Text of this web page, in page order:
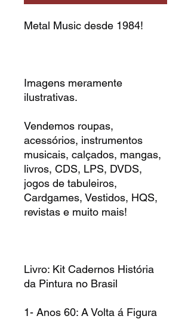
Metal Music desde 1984!
Imagens meramente
ilustrativas.
Vendemos roupas,
acessórios, instrumentos
musicais, calçados, mangas,
livros, CDS, LPS, DVDS,
jogos de tabuleiros,
Cardgames, Vestidos, HQS,
revistas e muito mais!
Livro: Kit Cadernos História
da Pintura no Brasil
1- Anos 60: A Volta á Figura